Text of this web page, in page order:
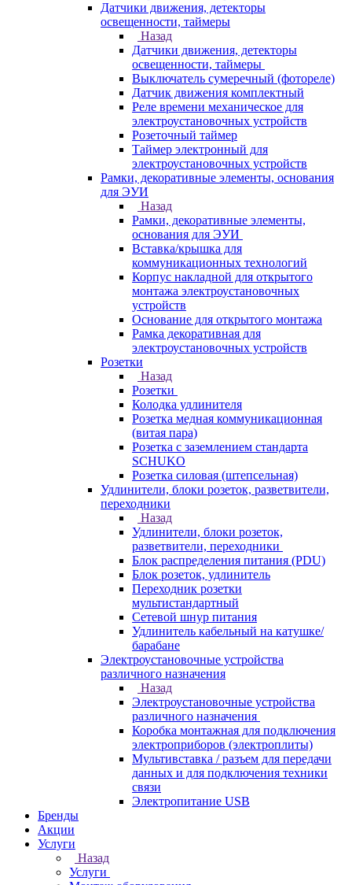
Датчики движения, детекторы
освещенности, таймеры
Назад
Датчики движения, детекторы
освещенности, таймеры
Выключатель сумеречный (фотореле)
Датчик движения комплектный
Реле времени механическое для
электроустановочных устройств
Розеточный таймер
Таймер электронный для
электроустановочных устройств
Рамки, декоративные элементы, основания
для ЭУИ
Назад
Рамки, декоративные элементы,
основания для ЭУИ
Вставка/крышка для
коммуникационных технологий
Корпус накладной для открытого
монтажа электроустановочных
устройств
Основание для открытого монтажа
Рамка декоративная для
электроустановочных устройств
Розетки
Назад
Розетки
Колодка удлинителя
Розетка медная коммуникационная
(витая пара)
Розетка с заземлением стандарта
SCHUKO
Розетка силовая (штепсельная)
Удлинители, блоки розеток, разветвители,
переходники
Назад
Удлинители, блоки розеток,
разветвители, переходники
Блок распределения питания (PDU)
Блок розеток, удлинитель
Переходник розетки
мультистандартный
Сетевой шнур питания
Удлинитель кабельный на катушке/
барабане
Электроустановочные устройства
различного назначения
Назад
Электроустановочные устройства
различного назначения
Коробка монтажная для подключения
электроприборов (электроплиты)
Мультивставка / разъем для передачи
данных и для подключения техники
связи
Электропитание USB
Бренды
Акции
Услуги
Назад
Услуги